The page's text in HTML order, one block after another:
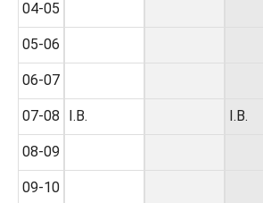
04-05
05-06
06-07
07-08
08-09
09-10
I.B. I.B.